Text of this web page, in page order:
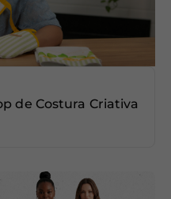
de Costura Criativa